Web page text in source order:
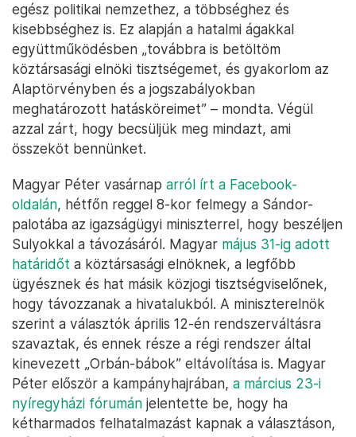
egész politikai nemzethez, a többséghez és
kisebbséghez is. Ez alapján a hatalmi ágakkal
együttműködésben „továbbra is betöltöm
köztársasági elnöki tisztségemet, és gyakorlom az
Alaptörvényben és a jogszabályokban
meghatározott hatásköreimet” – mondta. Végül
azzal zárt, hogy becsüljük meg mindazt, ami
összeköt bennünket.
Magyar Péter vasárnap arról írt a Facebook-
oldalán, hétfőn reggel 8-kor felmegy a Sándor-
palotába az igazságügyi miniszterrel, hogy beszéljen
Sulyokkal a távozásáról. Magyar május 31-ig adott
határidőt a köztársasági elnöknek, a legfőbb
ügyésznek és hat másik közjogi tisztségviselőnek,
hogy távozzanak a hivatalukból. A miniszterelnök
szerint a választók április 12-én rendszerváltásra
szavaztak, és ennek része a régi rendszer által
kinevezett „Orbán-bábok” eltávolítása is. Magyar
Péter először a kampányhajrában, a március 23-i
nyíregyházi fórumán jelentette be, hogy ha
kétharmados felhatalmazást kapnak a választáson,